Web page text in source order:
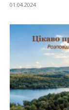
01.04.2024